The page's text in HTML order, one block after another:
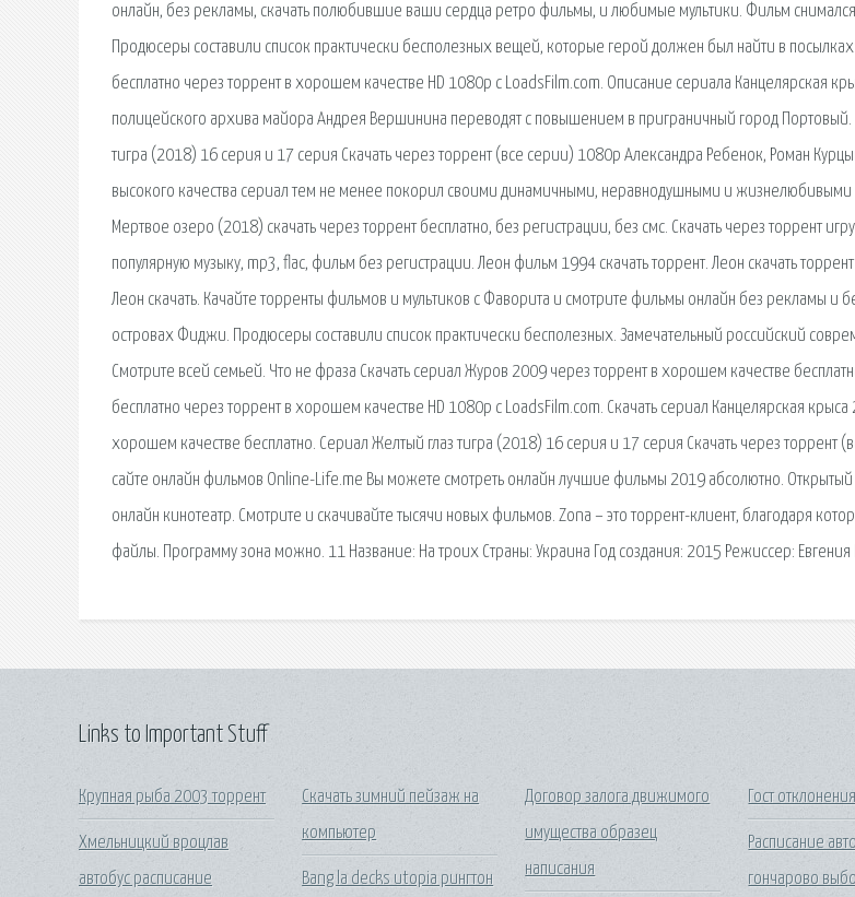
онлайн, без рекламы, скачать полюбившие ваши сердца ретро фильмы, и любимые мультики. Фильм
Продюсеры составили список практически бесполезных вещей, которые герой должен был найти в
бесплатно через торрент в хорошем качестве HD 1080p с LoadsFilm.com. Описание сериала Канцелярская
полицейского архива майора Андрея Вершинина переводят с повышением в приграничный город Портовый.
тигра (2018) 16 серия и 17 серия Скачать через торрент (все серии) 1080p Александра Ребенок, Роман
высокого качества сериал тем не менее покорил своими динамичными, неравнодушными и
Мертвое озеро (2018) скачать через торрент бесплатно, без регистрации, без смс. Скачать через торрент
популярную музыку, mp3, flac, фильм без регистрации. Леон фильм 1994 скачать торрент. Леон скачать
Леон скачать. Качайте торренты фильмов и мультиков с Фаворита и смотрите фильмы онлайн без рекламы и
островах Фиджи. Продюсеры составили список практически бесполезных. Замечательный российский
Смотрите всей семьей. Что не фраза Скачать сериал Журов 2009 через торрент в хорошем качестве
бесплатно через торрент в хорошем качестве HD 1080p с LoadsFilm.com. Скачать сериал Канцелярская
хорошем качестве бесплатно. Сериал Желтый глаз тигра (2018) 16 серия и 17 серия Скачать через торрент
сайте онлайн фильмов Online-Life.me Вы можете смотреть онлайн лучшие фильмы 2019 абсолютно. Открытый
онлайн кинотеатр. Смотрите и скачивайте тысячи новых фильмов. Zona – это торрент-клиент, благодаря
файлы. Программу зона можно. 11 Название: На троих Страны: Украина Год создания: 2015 Режиссер: Евгения
Links to Important Stuff
Крупная рыба 2003 торрент
Хмельницкий вроцлав
автобус расписание
Скачать зимний пейзаж на
компьютер
Bang la decks utopia рингтон
Договор залога движимого
имущества образец
написания
Гост
Расписание
гончарово